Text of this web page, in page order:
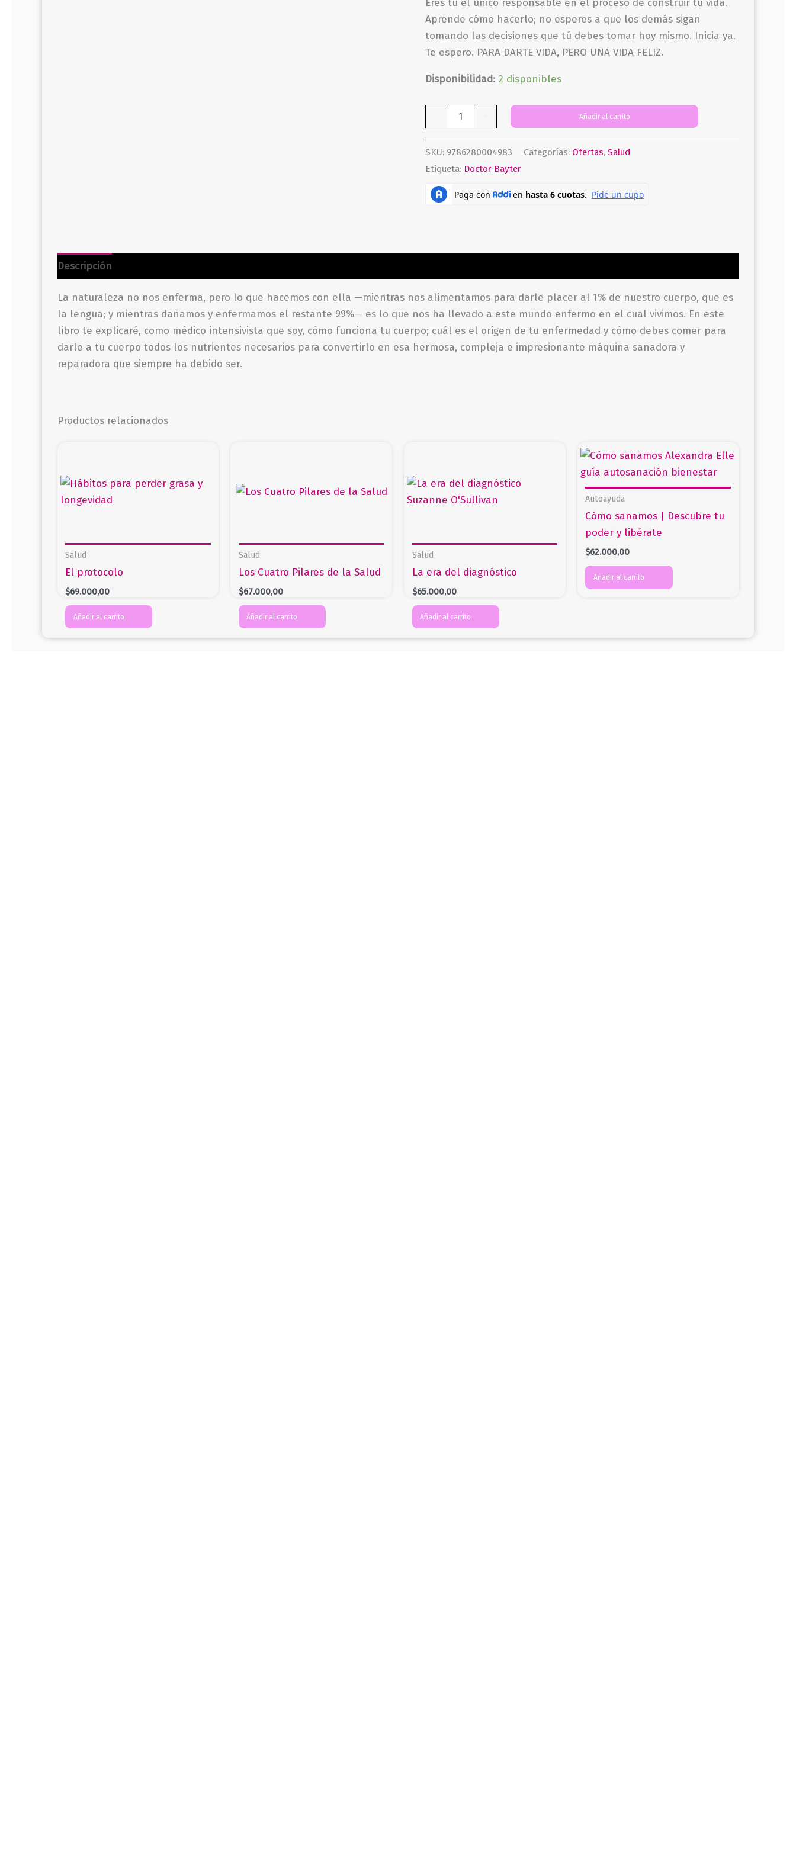
Aprende cómo hacerlo; no esperes a que los demás sigan
tomando las decisiones que tú debes tomar hoy mismo. Inicia ya.
Te espero. PARA DARTE VIDA, PERO UNA VIDA FELIZ.
Disponibilidad: 2 disponibles
keto
cantidad
Añadir al carrito
SKU: 9786280004983 Categorías: Ofertas,Salud
Etiqueta: Doctor Bayter
Descripción
La naturaleza no nos enferma, pero lo que hacemos con ella —mientras nos alimentamos para darle placer al 1% de nuestro cuerpo, que es
la lengua; y mientras dañamos y enfermamos el restante 99%— es lo que nos ha llevado a este mundo enfermo en el cual vivimos. En este
libro te explicaré, como médico intensivista que soy, cómo funciona tu cuerpo; cuál es el origen de tu enfermedad y cómo de­bes comer para
darle a tu cuerpo todos los nutrientes necesarios para convertirlo en esa hermosa, compleja e impresionante máquina sanadora y
reparadora que siempre ha debido ser.
Productos relacionados
Salud
El protocolo
$69.000,00
Añadir al carrito
Salud
Los Cuatro Pilares de la Salud
$67.000,00
Añadir al carrito
Salud
La era del diagnóstico
$65.000,00
Añadir al carrito
Autoayuda
Cómo sanamos | Descubre tu
poder y libérate
$62.000,00
Añadir al carrito